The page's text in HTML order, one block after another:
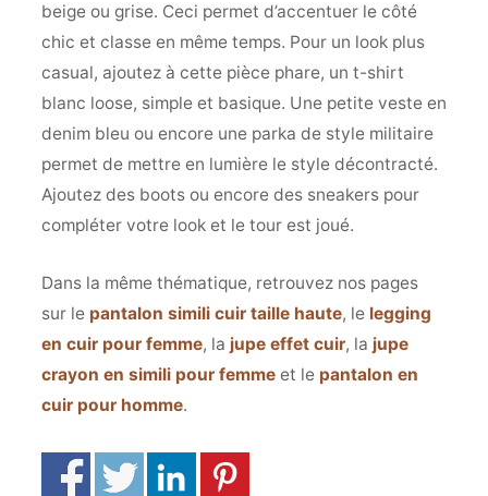
beige ou grise. Ceci permet d’accentuer le côté
chic et classe en même temps. Pour un look plus
casual, ajoutez à cette pièce phare, un t-shirt
blanc loose, simple et basique. Une petite veste en
denim bleu ou encore une parka de style militaire
permet de mettre en lumière le style décontracté.
Ajoutez des boots ou encore des sneakers pour
compléter votre look et le tour est joué.
Dans la même thématique, retrouvez nos pages
sur le pantalon simili cuir taille haute, le legging
en cuir pour femme, la jupe effet cuir, la jupe
crayon en simili pour femmeet le pantalon en
cuir pour homme.